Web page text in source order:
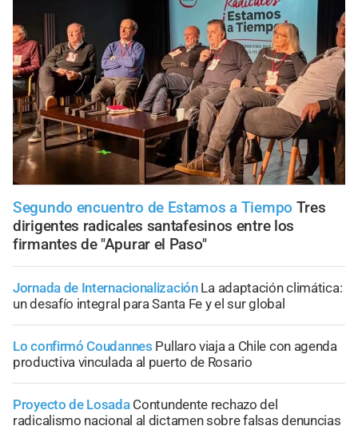
Segundo encuentro de Estamos a Tiempo Tres
dirigentes radicales santafesinos entre los
firmantes de "Apurar el Paso"
Jornada de Internacionalización La adaptación climática:
un desafío integral para Santa Fe y el sur global
Lo confirmó Coudannes Pullaro viaja a Chile con agenda
productiva vinculada al puerto de Rosario
Proyecto de Losada Contundente rechazo del
radicalismo nacional al dictamen sobre falsas denuncias